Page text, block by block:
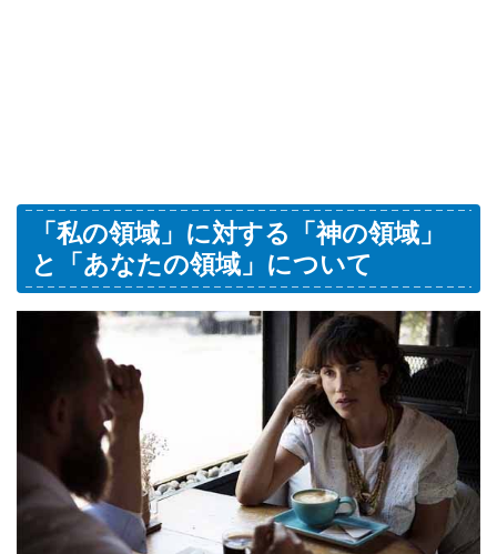
「私の領域」に対する「神の領域」
と「あなたの領域」について